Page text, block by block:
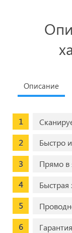
Описание
Быстро
Прямо в
Быстрая